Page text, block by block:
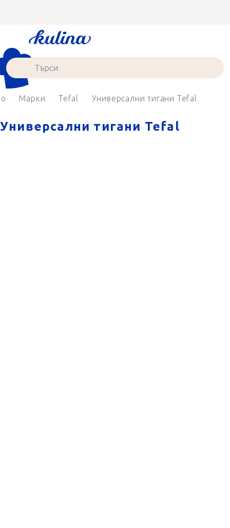
съдържанието
Марки Tefal Универсални тигани Tefal
Универсални тигани Tefal